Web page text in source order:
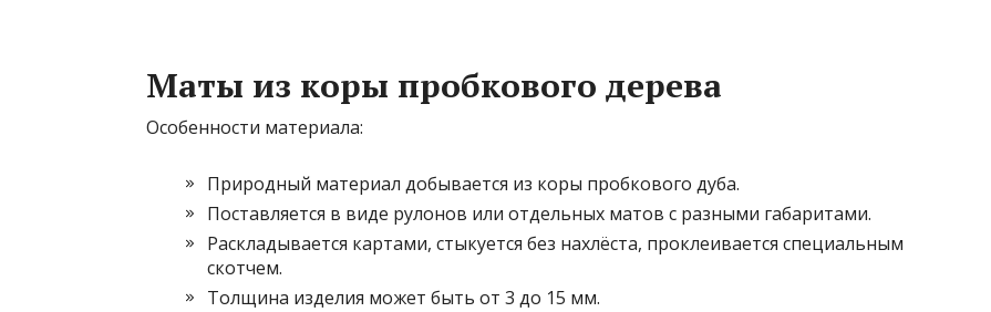
Маты из коры пробкового дерева
Особенности материала:
Природный материал добывается из коры пробкового дуба.
Поставляется в виде рулонов или отдельных матов с разными габаритами.
Раскладывается картами, стыкуется без нахлёста, проклеивается специальным
скотчем.
Толщина изделия может быть от 3 до 15 мм.